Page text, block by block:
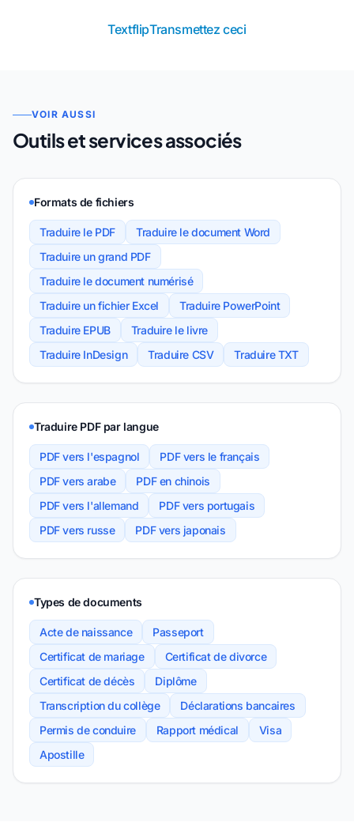
TextflipTransmettez ceci
VOIR AUSSI
Outils et services associés
Formats de fichiers
Traduire le PDF
Traduire le document Word
Traduire un grand PDF
Traduire le document numérisé
Traduire un fichier Excel
Traduire PowerPoint
Traduire EPUB
Traduire le livre
Traduire InDesign
Traduire CSV Traduire TXT
Traduire PDF par langue
PDF vers l'espagnol
PDF vers le français
PDF vers arabe
PDF en chinois
PDF vers l'allemand
PDF vers portugais
PDF vers russe
PDF vers japonais
Types de documents
Acte de naissance
Passeport
Certificat de mariage
Certificat de divorce
Certificat de décès
Diplôme
Transcription du collège
Déclarations bancaires
Permis de conduire
Rapport médical
Visa
Apostille